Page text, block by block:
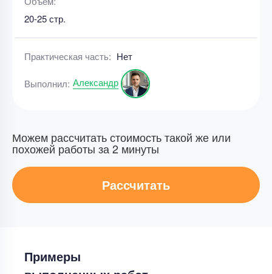
20-25 стр.
Практическая часть: Нет
Выполнил: Александр
Можем рассчитать стоимость такой же или
похожей работы за 2 минуты
Рассчитать
Примеры